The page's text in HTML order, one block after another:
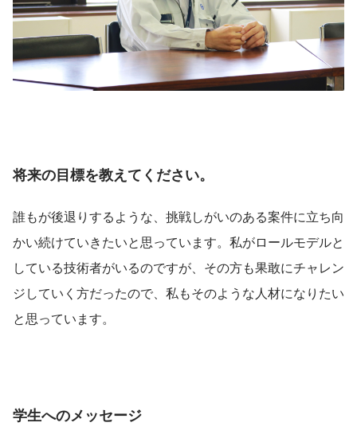
将来の目標を教えてください。
誰もが後退りするような、挑戦しがいのある案件に立ち向
かい続けていきたいと思っています。私がロールモデルと
している技術者がいるのですが、その方も果敢にチャレン
ジしていく方だったので、私もそのような人材になりたい
と思っています。
学生へのメッセージ